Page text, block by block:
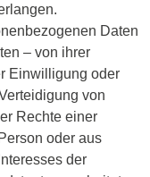
Daten
– von ihrer
Einwilligung oder
von
Rechte einer
oder aus
der